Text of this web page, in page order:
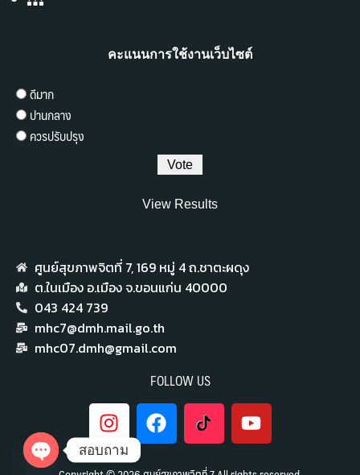
คะแนนการใช้งานเว็บไซต์
ดีมาก
ปานกลาง
ควรปรับปรุง
View Results
ศูนย์สุขภาพจิตที่ 7,​ 169 หมู่ 4 ถ.ชาตะผดุง
ต.ในเมือง อ.เมือง จ.ขอนแก่น 40000
043 424 739
mhc7@dmh.mail.go.th
mhc07.dmh@gmail.com
FOLLOW US
สอบถาม